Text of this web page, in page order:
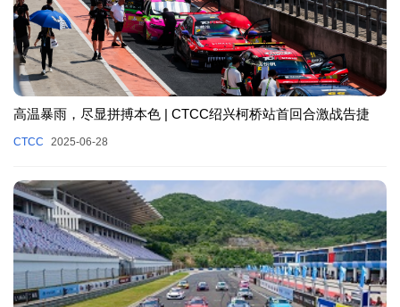
高温暴雨，尽显拼搏本色 | CTCC绍兴柯桥站首回合激战告捷
CTCC 2025-06-28